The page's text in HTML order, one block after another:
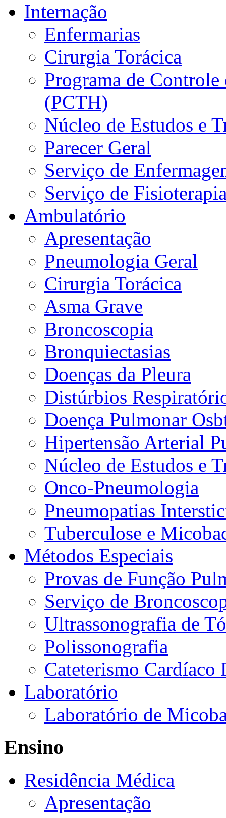
Internação
Enfermarias
Cirurgia Torácica
Programa de
(PCTH)
Núcleo de Estudos e
Parecer Geral
Serviço de
Serviço de
Ambulatório
Apresentação
Pneumologia Geral
Cirurgia Torácica
Asma Grave
Broncoscopia
Bronquiectasias
Doenças da Pleura
Distúrbios
Doença Pulmonar
Hipertensão Arterial
Núcleo de Estudos e
Onco-Pneumologia
Pneumopatias
Tuberculose e
Métodos Especiais
Provas de Função
Serviço de
Ultrassonografia de
Polissonografia
Cateterismo Cardíaco
Laboratório
Laboratório de
Ensino
Residência Médica
Apresentação